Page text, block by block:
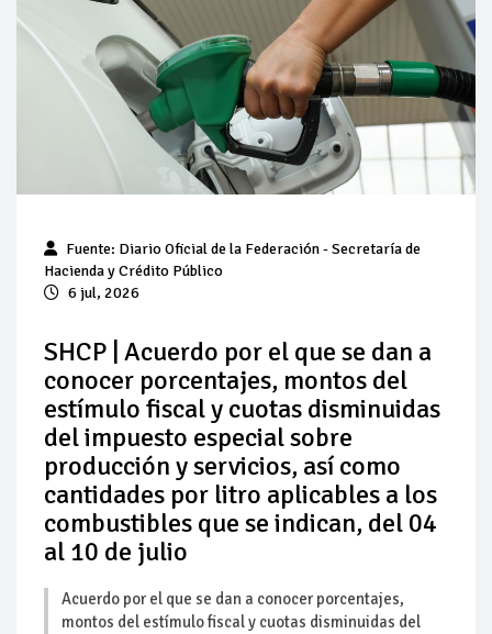
Pierde Pemex 71 millones de pesos al día por
"procesadoras" ilegales
Pacto dispara 83% ventas diésel Pemex
Incertidumbre regulatoria pone a prueba las inversiones de
las Estaciones de Servicio familiares
espera estabilización del mercado
Baja 5% más el precio internacional del crudo por posible
Petróleo continúa su descenso en el mercado internacional
Fuente: Diario Oficial de la Federación- Secretaría de
Hacienda y Crédito Público
6 jul, 2026
SHCP | Acuerdo por el que se dan a
conocer porcentajes, montos del
estímulo fiscal y cuotas disminuidas
del impuesto especial sobre
producción y servicios, así como
cantidades por litro aplicables a los
combustibles que se indican, del 04
al 10 de julio
Acuerdo por el que se dan a conocer porcentajes,
montos del estímulo fiscal y cuotas disminuidas del